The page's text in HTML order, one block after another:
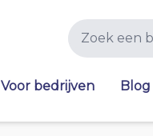
Voor bedrijven Blog